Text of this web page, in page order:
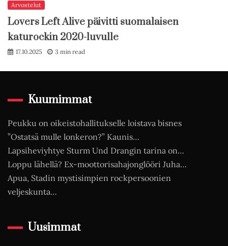
Arvostelut
Lovers Left Alive päivitti suomalaisen
katurockin 2020-luvulle
17.10.2025 3 min read
Kuumimmat
Peukku on oikeistohallitukselle loistava bisnes
”Ostatsä mulle lonkeron?” Kaunis…
Lapsiheviyhtye Sturm Und Drangin tarina on…
Loppu lähellä? Ex-moottorisahajonglööri Juha…
Apua, Stadin mystisimpien rockpersoonien
veljeskunta…
Uusimmat